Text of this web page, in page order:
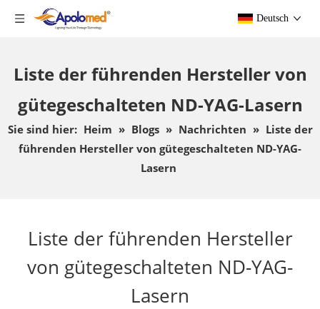
Deutsch
Liste der führenden Hersteller von
gütegeschalteten ND-YAG-Lasern
Sie sind hier: Heim » Blogs » Nachrichten » Liste der
führenden Hersteller von gütegeschalteten ND-YAG-
Lasern
Liste der führenden Hersteller
von gütegeschalteten ND-YAG-
Lasern